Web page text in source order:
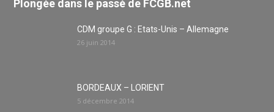
Plongée dans le passé de FCGB.net
CDM groupe G : Etats-Unis – Allemagne
26 juin 2014
BORDEAUX – LORIENT
5 décembre 2014